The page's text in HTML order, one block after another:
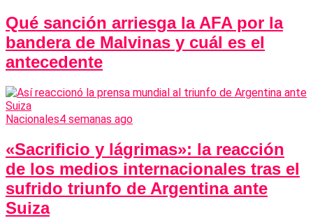
Qué sanción arriesga la AFA por la
bandera de Malvinas y cuál es el
antecedente
Nacionales4 semanas ago
«Sacrificio y lágrimas»: la reacción
de los medios internacionales tras el
sufrido triunfo de Argentina ante
Suiza